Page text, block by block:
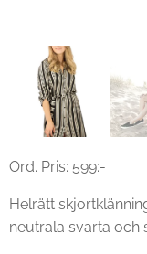
Ord. Pris: 599:-
Helrätt
neutrala svarta och